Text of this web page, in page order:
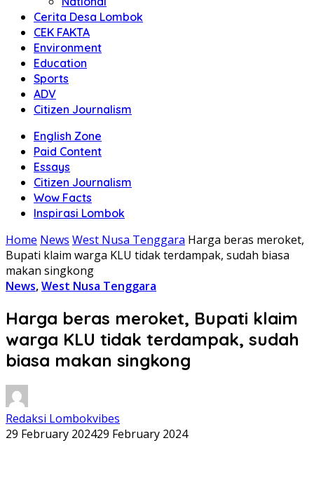
Cerita Desa Lombok
CEK FAKTA
Environment
Education
Sports
ADV
Citizen Journalism
English Zone
Paid Content
Essays
Citizen Journalism
Wow Facts
Inspirasi Lombok
Home News West Nusa Tenggara Harga beras meroket,
Bupati klaim warga KLU tidak terdampak, sudah biasa
makan singkong
News,West Nusa Tenggara
Harga beras meroket, Bupati klaim
warga KLU tidak terdampak, sudah
biasa makan singkong
Redaksi Lombokvibes
29 February 202429 February 2024